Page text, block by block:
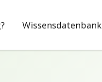
Wissensdatenbank